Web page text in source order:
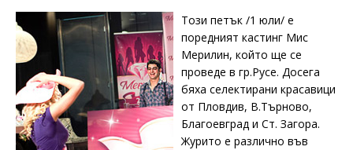
Този петък /1 юли/ е
поредният кастинг Мис
Мерилин, който ще се
проведе в гр.Русе. Досега
бяха селектирани красавици
от Пловдив, В.Търново,
Благоевград и Ст. Загора.
Журито е различно във